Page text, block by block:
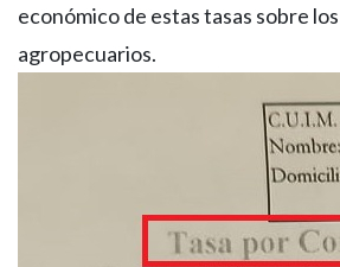
económico de estas tasas sobre
agropecuarios.